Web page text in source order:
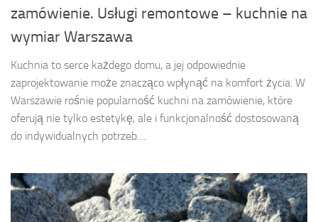
zamówienie. Usługi remontowe – kuchnie na
wymiar Warszawa
Kuchnia to serce każdego domu, a jej odpowiednie
zaprojektowanie może znacząco wpłynąć na komfort życia. W
Warszawie rośnie popularność kuchni na zamówienie, które
oferują nie tylko estetykę, ale i funkcjonalność dostosowaną
do indywidualnych potrzeb....